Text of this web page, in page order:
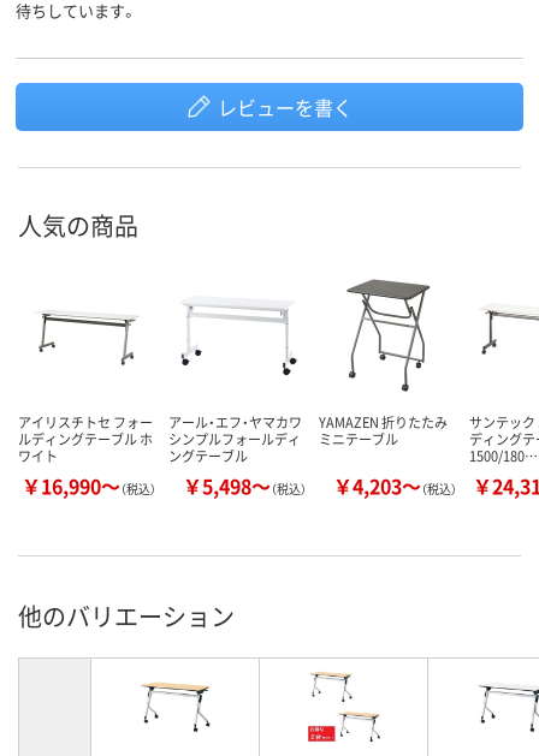
待ちしています。
レビューを書く
人気の商品
アイリスチトセ フォー
ルディングテーブル ホ
ワイト
￥16,990～（税込）
アール・エフ・ヤマカワ
シンプルフォールディ
ングテーブル
￥5,498～（税込）
YAMAZEN 折りたたみ
ミニテーブル
￥4,203～（税込）
サンテック
ディング
1500/180…
￥
他のバリエーション